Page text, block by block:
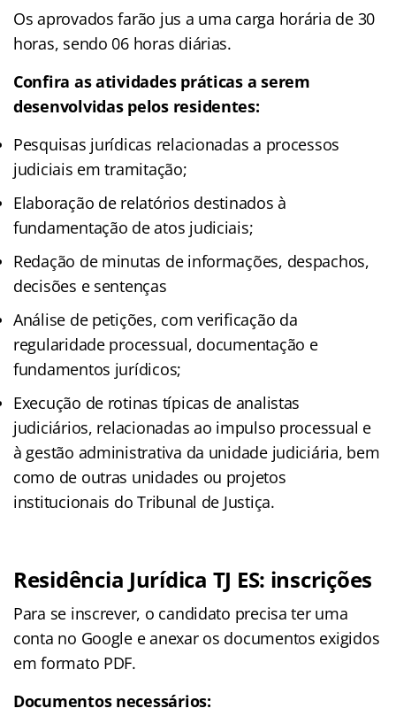
Os aprovados farão jus a uma carga horária de 30
horas, sendo 06 horas diárias.
Confira as atividades práticas a serem
desenvolvidas pelos residentes:
Pesquisas jurídicas relacionadas a processos
judiciais em tramitação;
Elaboração de relatórios destinados à
fundamentação de atos judiciais;
Redação de minutas de informações, despachos,
decisões e sentenças
Análise de petições, com verificação da
regularidade processual, documentação e
fundamentos jurídicos;
Execução de rotinas típicas de analistas
judiciários, relacionadas ao impulso processual e
à gestão administrativa da unidade judiciária, bem
como de outras unidades ou projetos
institucionais do Tribunal de Justiça.
Residência Jurídica TJ ES: inscrições
Para se inscrever, o candidato precisa ter uma
conta no Google e anexar os documentos exigidos
em formato PDF.
Documentos necessários: